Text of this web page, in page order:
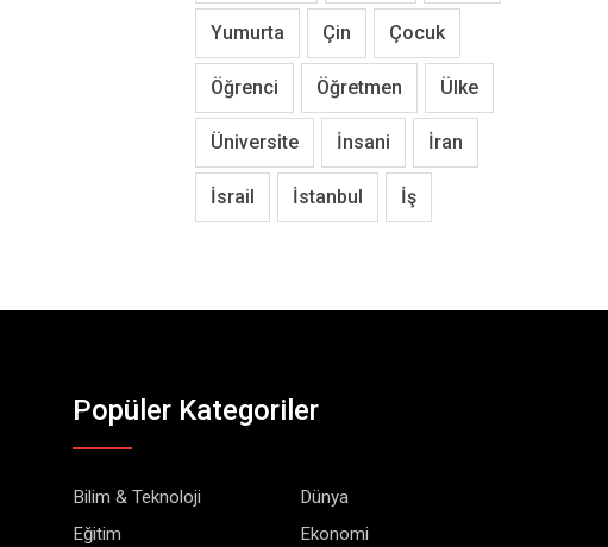
Yumurta Çin Çocuk
Öğrenci Öğretmen Ülke
Üniversite İnsani İran
İsrail İstanbul İş
Popüler Kategoriler
Bilim & Teknoloji
Dünya
Eğitim
Ekonomi